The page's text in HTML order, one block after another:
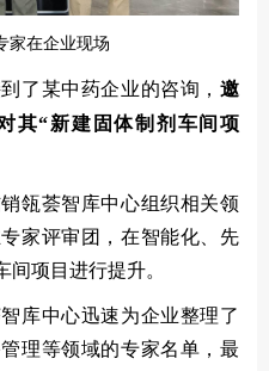
家在企业现场
了某中药企业的咨询， 邀
其“新建固体制剂车间项
瓴荟智库中心组织相关领
家评审团，在智能化、先
项目进行提升。
库中心迅速为企业整理了
理等领域的专家名单，最